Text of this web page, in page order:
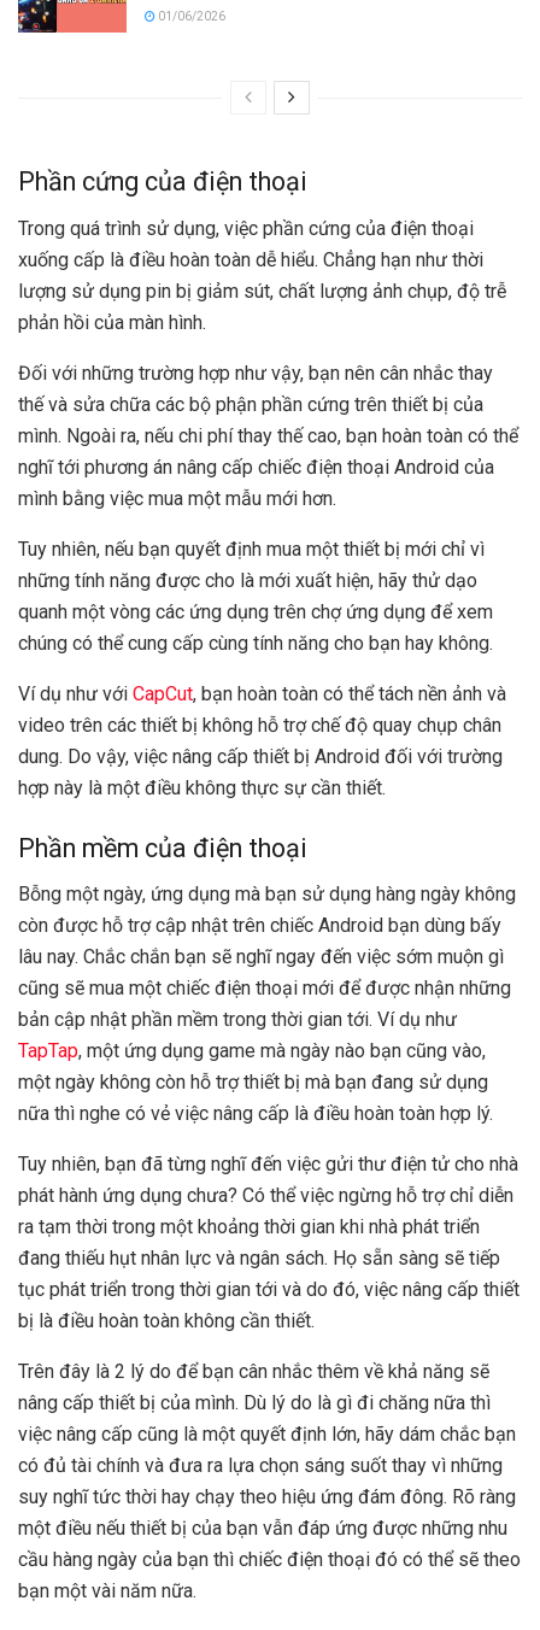
01/06/2026
Phần cứng của điện thoại
Trong quá trình sử dụng, việc phần cứng của điện thoại
xuống cấp là điều hoàn toàn dễ hiểu. Chẳng hạn như thời
lượng sử dụng pin bị giảm sút, chất lượng ảnh chụp, độ trễ
phản hồi của màn hình.
Đối với những trường hợp như vậy, bạn nên cân nhắc thay
thế và sửa chữa các bộ phận phần cứng trên thiết bị của
mình. Ngoài ra, nếu chi phí thay thế cao, bạn hoàn toàn có thể
nghĩ tới phương án nâng cấp chiếc điện thoại Android của
mình bằng việc mua một mẫu mới hơn.
Tuy nhiên, nếu bạn quyết định mua một thiết bị mới chỉ vì
những tính năng được cho là mới xuất hiện, hãy thử dạo
quanh một vòng các ứng dụng trên chợ ứng dụng để xem
chúng có thể cung cấp cùng tính năng cho bạn hay không.
Ví dụ như với CapCut, bạn hoàn toàn có thể tách nền ảnh và
video trên các thiết bị không hỗ trợ chế độ quay chụp chân
dung. Do vậy, việc nâng cấp thiết bị Android đối với trường
hợp này là một điều không thực sự cần thiết.
Phần mềm của điện thoại
Bỗng một ngày, ứng dụng mà bạn sử dụng hàng ngày không
còn được hỗ trợ cập nhật trên chiếc Android bạn dùng bấy
lâu nay. Chắc chắn bạn sẽ nghĩ ngay đến việc sớm muộn gì
cũng sẽ mua một chiếc điện thoại mới để được nhận những
bản cập nhật phần mềm trong thời gian tới. Ví dụ như
TapTap, một ứng dụng game mà ngày nào bạn cũng vào,
một ngày không còn hỗ trợ thiết bị mà bạn đang sử dụng
nữa thì nghe có vẻ việc nâng cấp là điều hoàn toàn hợp lý.
Tuy nhiên, bạn đã từng nghĩ đến việc gửi thư điện tử cho nhà
phát hành ứng dụng chưa? Có thể việc ngừng hỗ trợ chỉ diễn
ra tạm thời trong một khoảng thời gian khi nhà phát triển
đang thiếu hụt nhân lực và ngân sách. Họ sẵn sàng sẽ tiếp
tục phát triển trong thời gian tới và do đó, việc nâng cấp thiết
bị là điều hoàn toàn không cần thiết.
Trên đây là 2 lý do để bạn cân nhắc thêm về khả năng sẽ
nâng cấp thiết bị của mình. Dù lý do là gì đi chăng nữa thì
việc nâng cấp cũng là một quyết định lớn, hãy dám chắc bạn
có đủ tài chính và đưa ra lựa chọn sáng suốt thay vì những
suy nghĩ tức thời hay chạy theo hiệu ứng đám đông. Rõ ràng
một điều nếu thiết bị của bạn vẫn đáp ứng được những nhu
cầu hàng ngày của bạn thì chiếc điện thoại đó có thể sẽ theo
bạn một vài năm nữa.